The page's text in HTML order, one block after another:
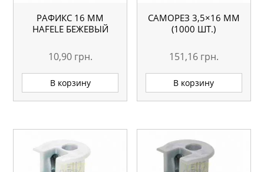
РАФИКС 16 MM
HAFELE БЕЖЕВЫЙ
10,90 грн.
В корзину
САМОРЕЗ 3,5×16 ММ
(1000 ШТ.)
151,16 грн.
В корзину